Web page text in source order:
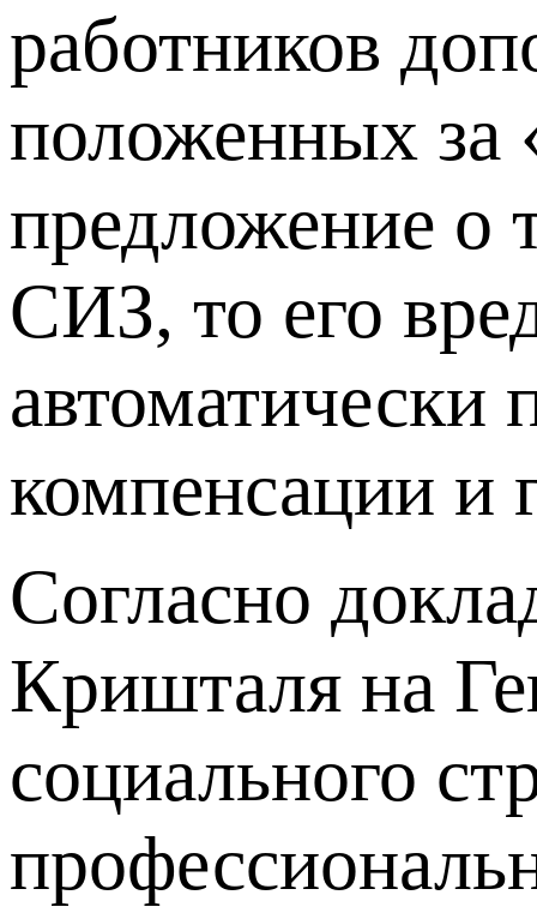
работников
положенных за
предложение о
СИЗ, то его
автоматически
компенсации и
Согласно
Кришталя на
социального